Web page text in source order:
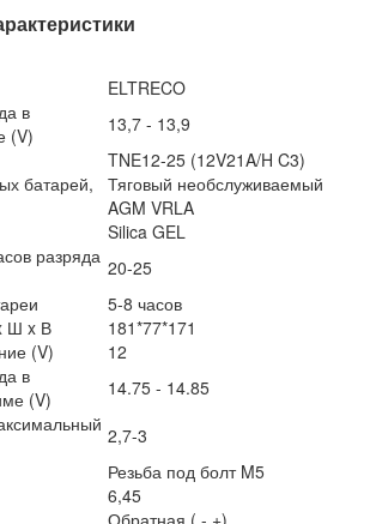
ELTRECO
в
(V)
13,7 - 13,9
TNE12-25 (12V21A/H C3)
батарей,
Тяговый необслуживаемый
AGM VRLA
Silica GEL
разряда 20-25
5-8 часов
Ш x В
181*77*171
(V)
12
в
(V)
14.75 - 14.85
2,7-3
Резьба под болт M5
6,45
Обратная ( - +)